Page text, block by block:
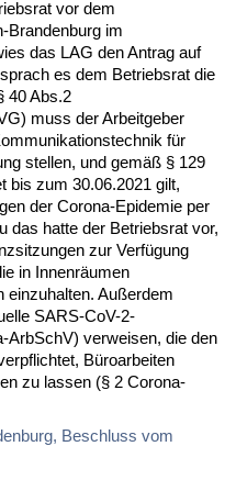
vor dem
Brandenburg im
das LAG den Antrag auf
es dem Betriebsrat die
40 Abs.2
muss der Arbeitgeber
für
stellen, und gemäß § 129
bis zum 30.06.2021 gilt,
der Corona-Epidemie per
das hatte der Betriebsrat vor,
zur Verfügung
in Innenräumen
einzuhalten. Außerdem
SARS-CoV-2-
ArbSchV) verweisen, die den
Büroarbeiten
zu lassen (§ 2 Corona-
Beschluss vom